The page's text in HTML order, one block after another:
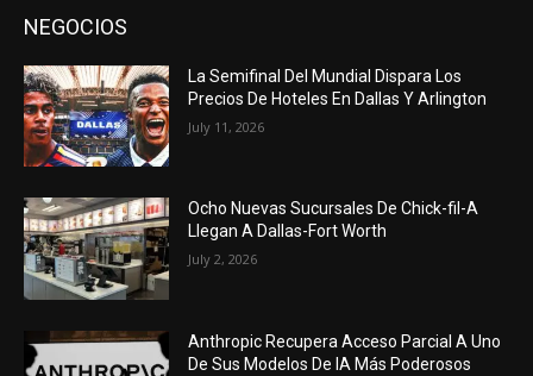
NEGOCIOS
La Semifinal Del Mundial Dispara Los
Precios De Hoteles En Dallas Y Arlington
July 11, 2026
Ocho Nuevas Sucursales De Chick-fil-A
Llegan A Dallas-Fort Worth
July 2, 2026
Anthropic Recupera Acceso Parcial A Uno
De Sus Modelos De IA Más Poderosos